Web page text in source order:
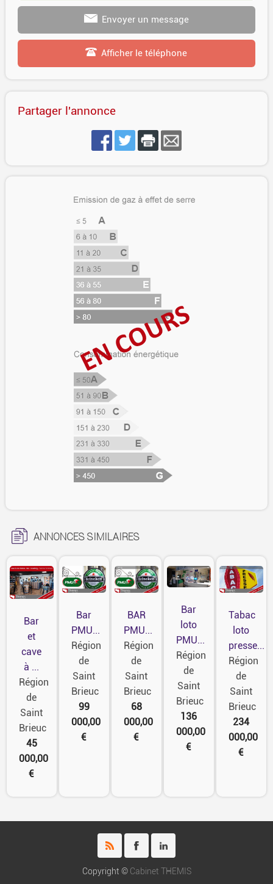
Envoyer un message
Afficher le téléphone
Partager l'annonce
ANNONCES SIMILAIRES
Bar
et
cave
à ...
Région
de
Saint
Brieuc
45
000,00
€
Bar
PMU...
Région
de
Saint
Brieuc
99
000,00
€
BAR
PMU...
Région
de
Saint
Brieuc
68
000,00
€
Bar
loto
PMU...
Région
de
Saint
Brieuc
136
000,00
€
Tabac
loto
presse...
Région
de
Saint
Brieuc
234
000,00
€
Copyright © Cabinet THEMIS